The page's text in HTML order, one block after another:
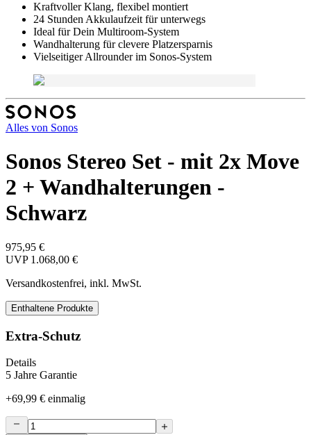
Kraftvoller Klang, flexibel montiert
24 Stunden Akkulaufzeit für unterwegs
Ideal für Dein Multiroom-System
Wandhalterung für clevere Platzersparnis
Vielseitiger Allrounder im Sonos-System
Alles von Sonos
Sonos Stereo Set - mit 2x Move
2 + Wandhalterungen -
Schwarz
975,95 €
UVP 1.068,00 €
Versandkostenfrei, inkl. MwSt.
Enthaltene Produkte
Extra-Schutz
Details
5 Jahre Garantie
+69,99 € einmalig